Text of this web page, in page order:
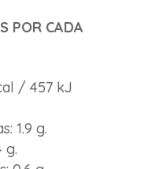
POR CADA
/ 457 kJ
1.9 g.
g.